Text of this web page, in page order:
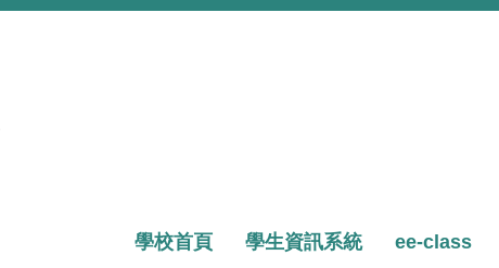
學校首頁 學生資訊系統 ee-class